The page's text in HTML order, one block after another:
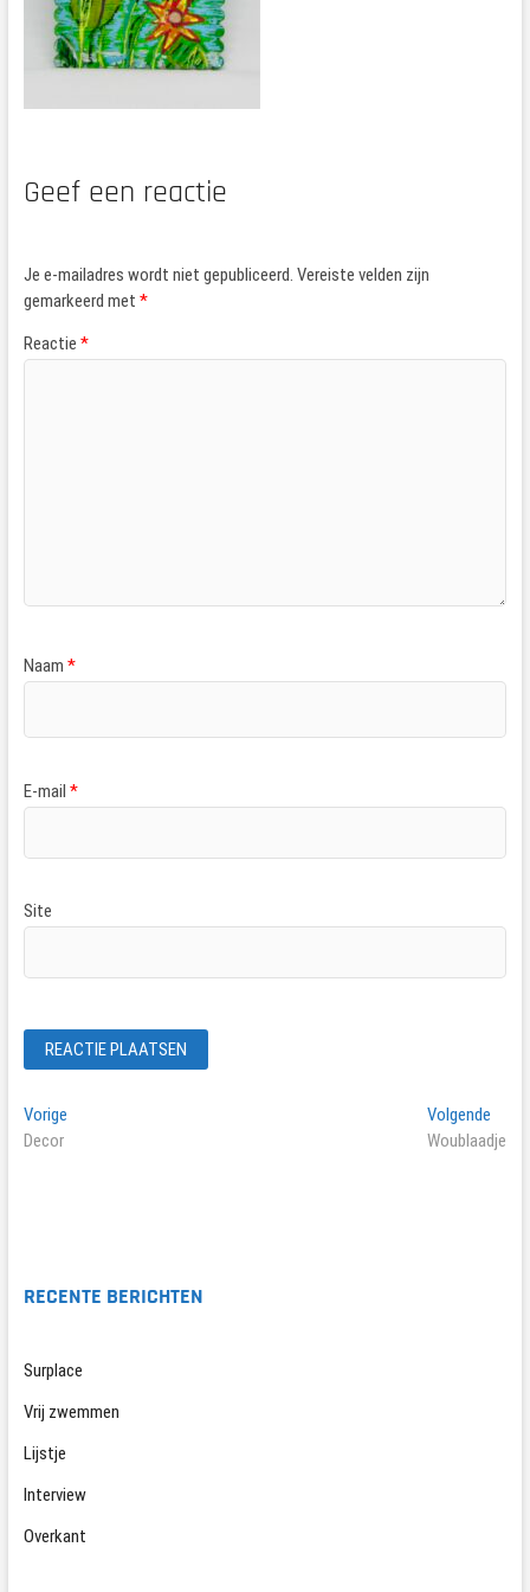
Geef een reactie
Je e-mailadres wordt niet gepubliceerd. Vereiste velden zijn
gemarkeerd met *
Reactie *
Naam *
E-mail *
Site
Bericht
navigatie
VorigeVorig
Decor
Volgende
Woublaadje
RECENTE BERICHTEN
Surplace
Vrij zwemmen
Lijstje
Interview
Overkant